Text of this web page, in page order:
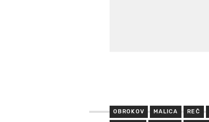
OBROKOV MALICA REČ